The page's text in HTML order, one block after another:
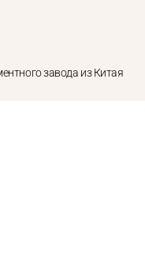
завода из Китая